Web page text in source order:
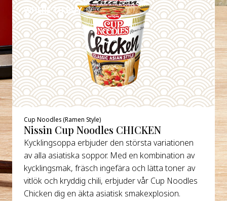
WHERE TO BUY
Cup Noodles (Ramen Style)
Nissin Cup Noodles CHICKEN
Kycklingsoppa erbjuder den största variationen
av alla asiatiska soppor. Med en kombination av
kycklingsmak, fräsch ingefära och lätta toner av
vitlök och kryddig chili, erbjuder vår Cup Noodles
Chicken dig en äkta asiatisk smakexplosion.